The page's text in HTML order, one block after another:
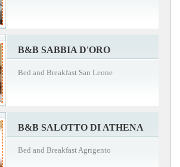
B&B SABBIA D'ORO
Bed and Breakfast San Leone
B&B SALOTTO DI ATHENA
Bed and Breakfast Agrigento